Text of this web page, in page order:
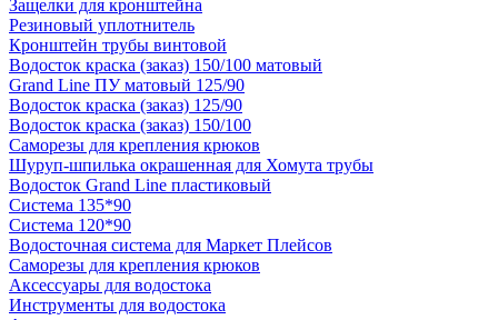
Защелки для кронштейна
Резиновый уплотнитель
Кронштейн трубы винтовой
Водосток краска (заказ) 150/100 матовый
Grand Line ПУ матовый 125/90
Водосток краска (заказ) 125/90
Водосток краска (заказ) 150/100
Саморезы для крепления крюков
Шуруп-шпилька окрашенная для Хомута трубы
Водосток Grand Line пластиковый
Система 135*90
Система 120*90
Водосточная система для Маркет Плейсов
Саморезы для крепления крюков
Аксессуары для водостока
Инструменты для водостока